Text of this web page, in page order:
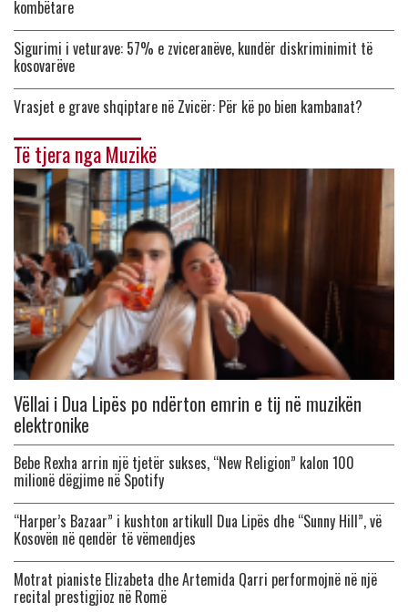
kombëtare
Sigurimi i veturave: 57% e zviceranëve, kundër diskriminimit të
kosovarëve
Vrasjet e grave shqiptare në Zvicër: Për kë po bien kambanat?
Të tjera nga Muzikë
Vëllai i Dua Lipës po ndërton emrin e tij në muzikën
elektronike
Bebe Rexha arrin një tjetër sukses, “New Religion” kalon 100
milionë dëgjime në Spotify
“Harper’s Bazaar” i kushton artikull Dua Lipës dhe “Sunny Hill”, vë
Kosovën në qendër të vëmendjes
Motrat pianiste Elizabeta dhe Artemida Qarri performojnë në një
recital prestigjioz në Romë